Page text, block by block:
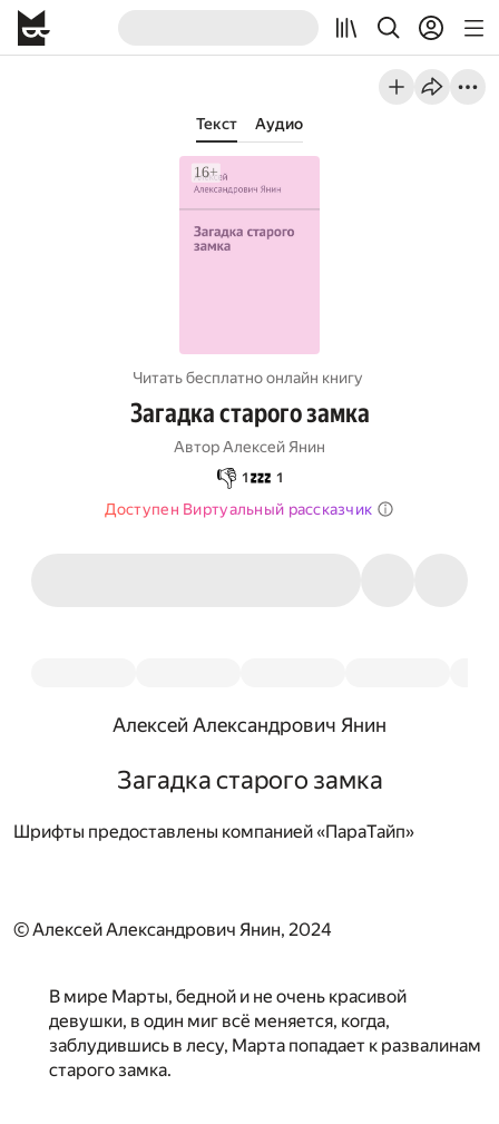
Текст Аудио
Читать бесплатно онлайн книгу
Загадка старого замка
АвторАлексей Янин
👎 1 💤 1
Доступен Виртуальный рассказчик
Алексей Александрович Янин
Загадка старого замка
Шрифты предоставлены компанией «ПараТайп»
© Алексей Александрович Янин, 2024
В мире Марты, бедной и не очень красивой
девушки, в один миг всё меняется, когда,
заблудившись в лесу, Марта попадает к развалинам
старого замка.